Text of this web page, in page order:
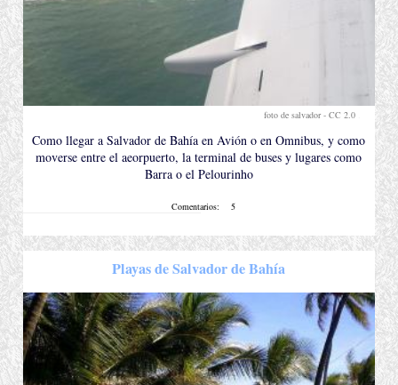
foto de salvador -CC 2.0
Como llegar a Salvador de Bahía en Avión o en Omnibus, y como
moverse entre el aeorpuerto, la terminal de buses y lugares como
Barra o el Pelourinho
Comentarios: 5
Playas de Salvador de Bahía